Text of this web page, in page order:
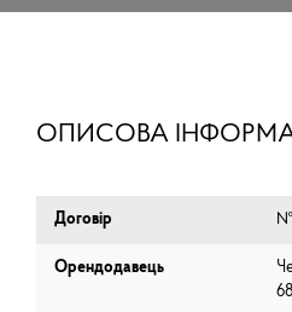
ОПИСОВА
Договір №
Орендодавець